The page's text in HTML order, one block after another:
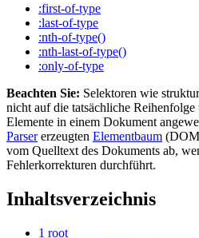
:first-of-type
:last-of-type
:nth-of-type()
:nth-last-of-type()
:only-of-type
Beachten Sie: Selektoren wie
nicht auf die tatsächliche
Elemente in einem Dokument
Parsererzeugten Elementbaum
vom Quelltext des Dokuments ab,
Fehlerkorrekturen durchführt.
Inhaltsverzeichnis
1 root